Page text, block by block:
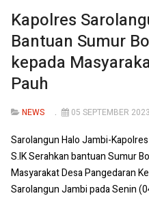
Kapolres
Bantuan Sumur
kepada
Pauh
NEWS 05 SEPTEMBER 2023
Sarolangun Halo Jambi-
S.IK Serahkan bantuan Sumur
Masyarakat Desa Pangedaran
Sarolangun Jambi pada Senin